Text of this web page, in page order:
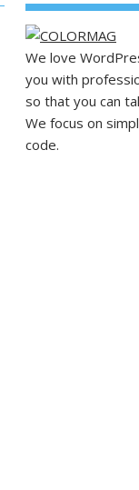
We love
you with
so that you can
We focus on
code.